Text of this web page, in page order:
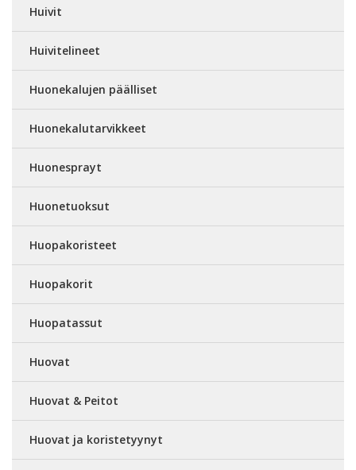
Huivit
Huivitelineet
Huonekalujen päälliset
Huonekalutarvikkeet
Huonesprayt
Huonetuoksut
Huopakoristeet
Huopakorit
Huopatassut
Huovat
Huovat & Peitot
Huovat ja koristetyynyt